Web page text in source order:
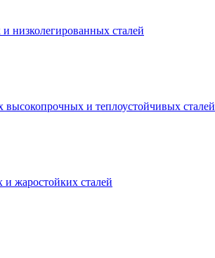
низколегированных сталей
и теплоустойчивых сталей
жаростойких сталей